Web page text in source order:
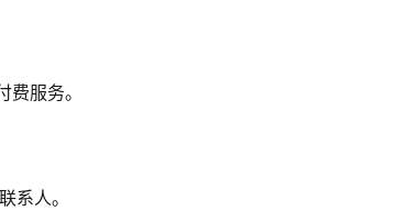
服务。
系人。